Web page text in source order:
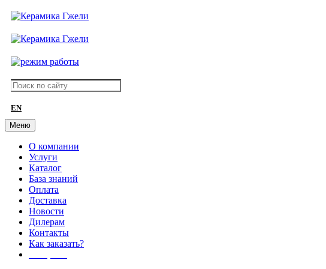
EN
Меню
О компании
Услуги
Каталог
База знаний
Оплата
Доставка
Новости
Дилерам
Контакты
Как заказать?